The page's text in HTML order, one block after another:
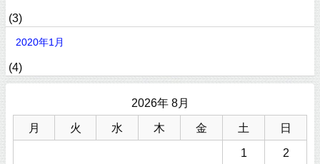
(3)
2020年1月
(4)
2026年 8月
月 火 水 木 金 土 日
1 2